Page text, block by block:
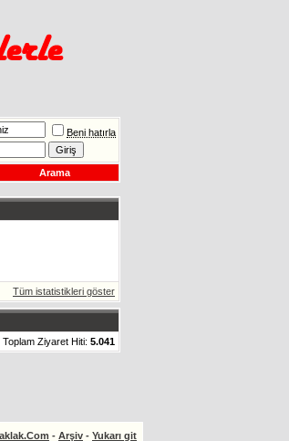
Beni hatırla
Arama
Tüm istatistikleri göster
Toplam Ziyaret Hiti: 5.041
- Arşiv - Yukarı git